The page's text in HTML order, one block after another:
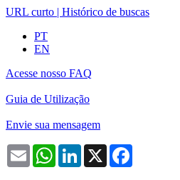
URL curto | Histórico de buscas
PT
EN
Acesse nosso FAQ
Guia de Utilização
Envie sua mensagem
Email WhatsAppLinkedIn
X